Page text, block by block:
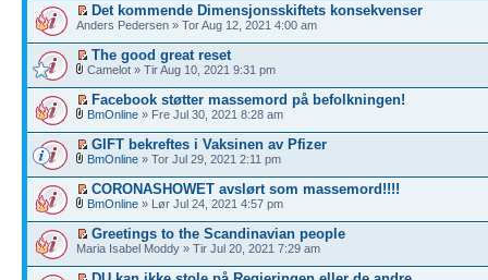
Det kommende Dimensjonsskiftets konsekvenser
Anders Pedersen » Tor Aug 12, 2021 4:00 am
The good great reset
Camelot » Tir Aug 10, 2021 9:31 pm
Facebook støtter massemord på befolkningen!
BmOnline » Fre Jul 30, 2021 8:28 am
GIFT bekreftes i Vaksinen av Pfizer
BmOnline » Tor Jul 29, 2021 2:11 pm
CORONASHOWET avslørt som massemord!!!!
BmOnline » Lør Jul 24, 2021 4:57 pm
Greetings to the Scandinavian people
Maria Isabel Moddy » Tir Jul 20, 2021 7:29 am